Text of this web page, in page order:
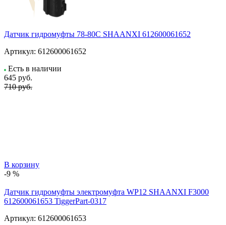
Датчик гидромуфты 78-80C SHAANXI 612600061652
Артикул: 612600061652
Есть в наличии
645 руб.
710 руб.
В корзину
-9 %
Датчик гидромуфты электромуфта WP12 SHAANXI F3000
612600061653 TiggerPart-0317
Артикул: 612600061653